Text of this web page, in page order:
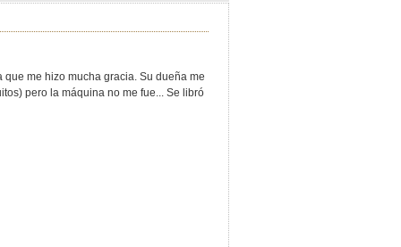
me hizo mucha gracia. Su dueña me
pero la máquina no me fue... Se libró